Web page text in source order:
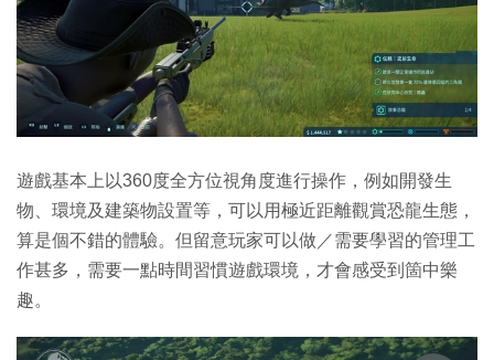
遊戲基本上以360度全方位視角度進行操作，例如開發生
物、環境及建築物設置等，可以用極近距離觀賞恐龍生態，
算是個不錯的體驗。但留意玩家可以做／需要學習的管理工
作甚多，需要一點時間習慣遊戲環境，才會感受到箇中樂
趣。